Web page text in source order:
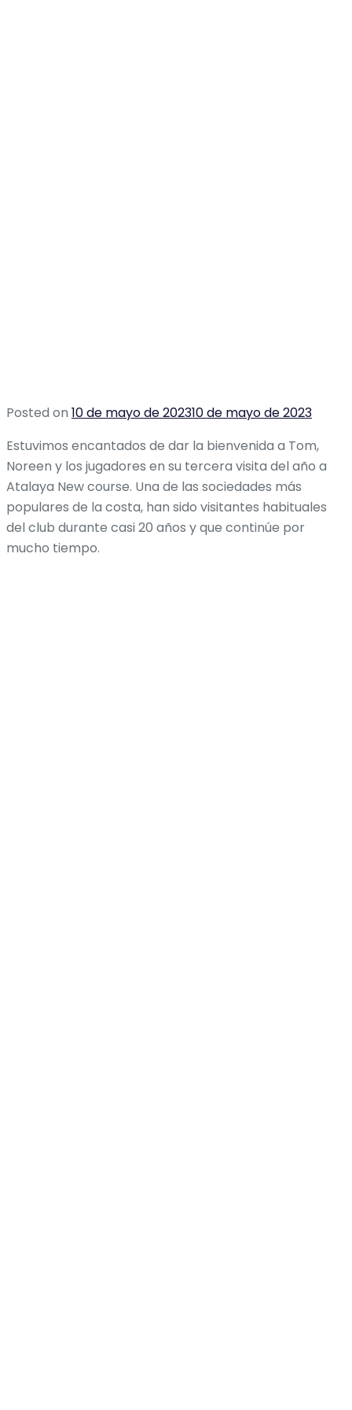
Posted on 10 de mayo de 202310 de mayo de 2023
Estuvimos encantados de dar la bienvenida a Tom,
Noreen y los jugadores en su tercera visita del año a
Atalaya New course. Una de las sociedades más
populares de la costa, han sido visitantes habituales
del club durante casi 20 años y que continúe por
mucho tiempo.